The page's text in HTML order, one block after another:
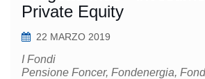
Private Equity
22 MARZO 2019
I Fondi
Pensione Foncer, Fondenergia,